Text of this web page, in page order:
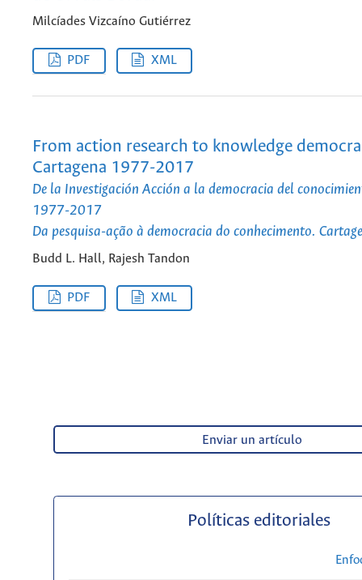
Milcíades Vizcaíno Gutiérrez
PDF XML
From action research to knowledge
Cartagena 1977-2017
De la Investigación Acción a la democracia del
1977-2017
Da pesquisa-ação à democracia do conhecimento.
Budd L. Hall, Rajesh Tandon
PDF XML
Enviar un artículo
Políticas editoriales